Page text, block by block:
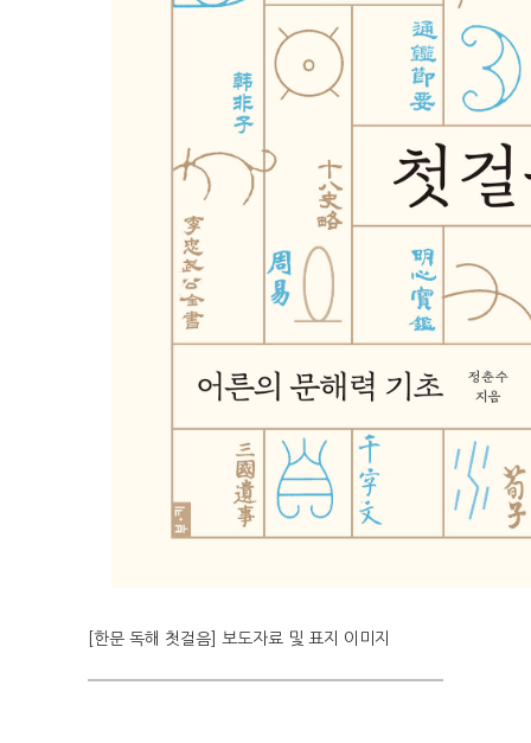
[한문 독해 첫걸음] 보도자료 및 표지 이미지